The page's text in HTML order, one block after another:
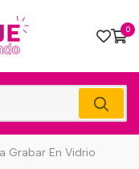
0
Grabar En Vidrio